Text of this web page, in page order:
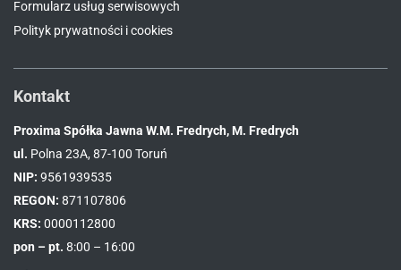
Formularz usług serwisowych
Polityk prywatności i cookies
Kontakt
Proxima Spółka Jawna W.M. Fredrych, M. Fredrych
ul. Polna 23A, 87-100 Toruń
NIP: 9561939535
REGON: 871107806
KRS: 0000112800
pon – pt. 8:00 – 16:00